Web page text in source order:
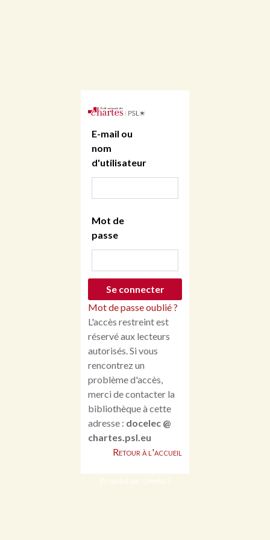
E-mail ou
nom
d'utilisateur
Mot de
passe
Mot de passe oublié ?
L'accès restreint est
réservé aux lecteurs
autorisés. Si vous
rencontrez un
problème d'accès,
merci de contacter la
bibliothèque à cette
adresse : docelec @
chartes.psl.eu
Retour à l'accueil
Propulsé par Omeka S